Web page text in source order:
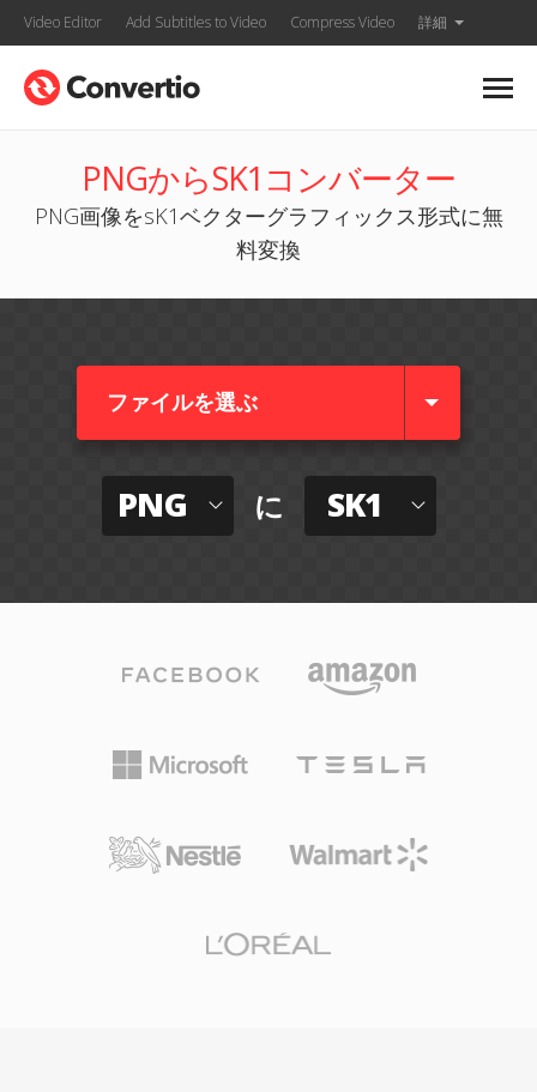
Video Editor Add Subtitles to Video Compress Video 詳細
PNGからSK1コンバーター
PNG画像をsK1ベクターグラフィックス形式に無
料変換
ファイルを選ぶ
PNG に SK1